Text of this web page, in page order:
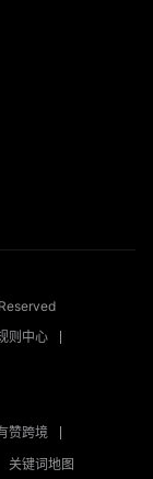
则中心
赞跨境
关键词地图